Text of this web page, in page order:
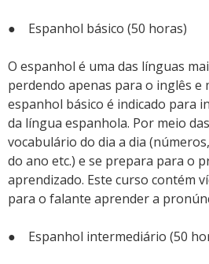
● Espanhol básico (50 horas)
O espanhol é uma das línguas
perdendo apenas para o inglês e
espanhol básico é indicado para
da língua espanhola. Por meio
vocabulário do dia a dia
do ano etc.) e se prepara para o
aprendizado. Este curso contém
para o falante aprender a
● Espanhol intermediário (50